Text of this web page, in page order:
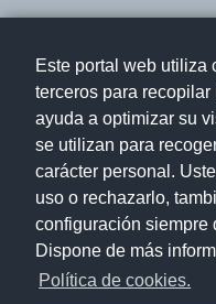
Este portal web utiliza
terceros para
ayuda a optimizar su
se utilizan para
carácter personal.
uso o rechazarlo,
configuración siempre
Dispone de más
Política de cookies.